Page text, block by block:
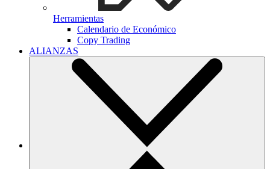
Herramientas
Calendario de Económico
Copy Trading
ALIANZAS